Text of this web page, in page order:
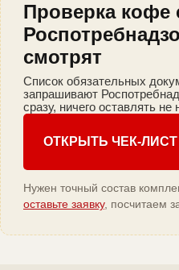
Проверка кофе
смотрят
Список обязательных
запрашивают
сразу, ничего оставлять не
ОТКРЫТЬ ЧЕК-ЛИСТ
Нужен точный состав
оставьте заявку, посчитаем